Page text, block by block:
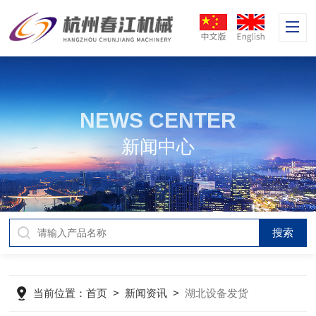
NEWS CENTER
新闻中心
当前位置：首页 > 新闻资讯 >湖北设备发货